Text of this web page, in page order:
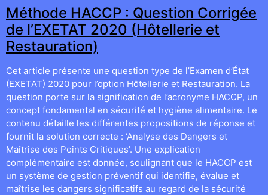
Méthode HACCP : Question Corrigée
de l’EXETAT 2020 (Hôtellerie et
Restauration)
Cet article présente une question type de l’Examen d’État
(EXETAT) 2020 pour l’option Hôtellerie et Restauration. La
question porte sur la signification de l’acronyme HACCP, un
concept fondamental en sécurité et hygiène alimentaire. Le
contenu détaille les différentes propositions de réponse et
fournit la solution correcte : ‘Analyse des Dangers et
Maîtrise des Points Critiques’. Une explication
complémentaire est donnée, soulignant que le HACCP est
un système de gestion préventif qui identifie, évalue et
maîtrise les dangers significatifs au regard de la sécurité